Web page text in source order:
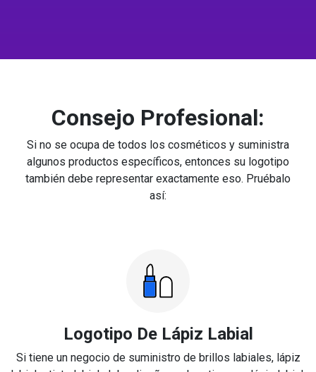
Consejo Profesional:
Si no se ocupa de todos los cosméticos y suministra
algunos productos específicos, entonces su logotipo
también debe representar exactamente eso. Pruébalo
así:
Logotipo De Lápiz Labial
Si tiene un negocio de suministro de brillos labiales, lápiz